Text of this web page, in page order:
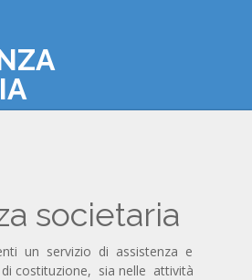
societaria
un servizio di assistenza e
costituzione, sia nelle attività